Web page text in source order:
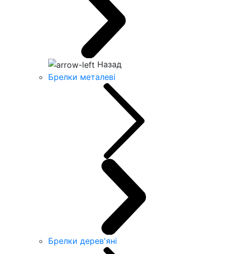
Назад
Брелки металеві
Брелки дерев'яні